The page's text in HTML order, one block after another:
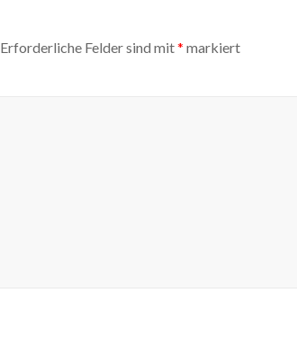
Erforderliche Felder sind mit* markiert